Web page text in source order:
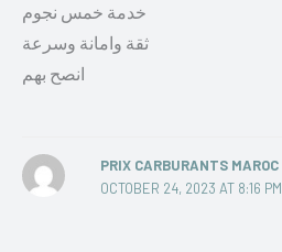
خدمة خمس نجوم
ثقة وامانة وسرعة
انصح بهم
PRIX CARBURANTS MAROC
OCTOBER 24, 2023 AT 8:16 PM